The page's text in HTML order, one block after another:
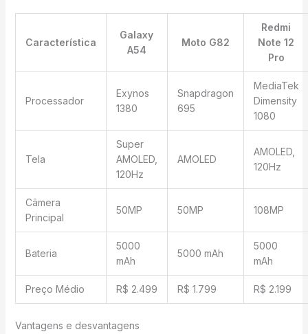
Característica
Galaxy
A54
Moto G82
Redmi
Note 12
Pro
Processador
Exynos
1380
Snapdragon
695
MediaTek
Dimensity
1080
Tela
Super
AMOLED,
120Hz
AMOLED
AMOLED,
120Hz
Câmera
Principal
50MP 50MP 108MP
Bateria
5000
mAh
5000 mAh
5000
mAh
Preço Médio R$ 2.499 R$ 1.799 R$ 2.199
Vantagens e desvantagens